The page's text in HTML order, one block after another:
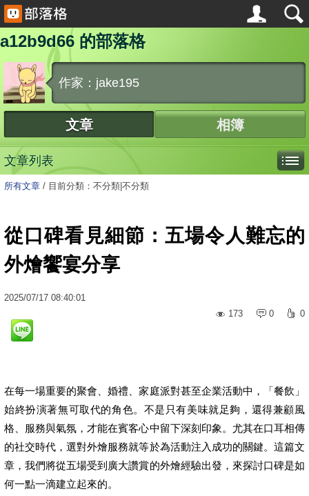
a12b9d66 的部落格
作家：jake195
文章 相簿
文章列表
所有文章 / 目前分類：不分類|不分類
從口碑看見細節：五場令人難忘的
外燴饗宴分享
2025/07/17 08:40:01
173
0 0
在每一場重要的聚會、婚禮、家庭派對甚至企業活動中，「餐飲」
始終扮演著無可取代的角色。不是只有美味就足夠，還得兼顧風
格、服務與氣氛，才能在賓客心中留下深刻印象。尤其在口耳相傳
的社交時代，選對外燴服務就等於為活動注入成功的關鍵。這篇文
章，我們將從五場受到廣大讚賞的外燴經驗出發，來探討口碑是如
何一點一滴建立起來的。